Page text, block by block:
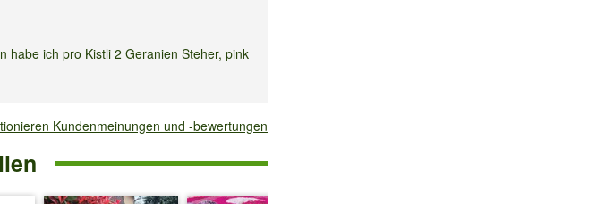
habe ich pro Kistli 2 Geranien Steher, pink
Kundenmeinungen und -bewertungen